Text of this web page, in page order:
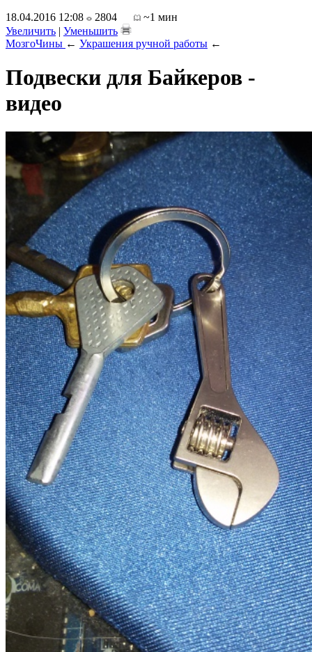
18.04.2016 12:08
2804
~1 мин
Увеличить | Уменьшить
МозгоЧины ← Украшения ручной работы ←
Подвески для Байкеров -
видео